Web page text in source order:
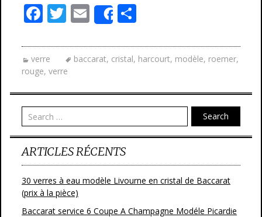
F
e
b
o
o
k
T
itt
er
E
m
ai
l
Share
ta
g
er
verre baccarat, cristal, harcourt, modèle, roemer,
rouge, verre
Search
ARTICLES RÉCENTS
30 verres à eau modèle Livourne en cristal de Baccarat
(prix à la pièce)
Baccarat service 6 Coupe A Champagne Modéle Picardie